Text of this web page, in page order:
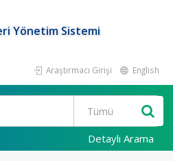
Yönetim Sistemi
Araştırmacı Girişi English
Detaylı Arama